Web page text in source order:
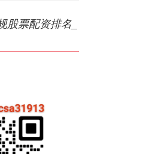
股票配资排名_